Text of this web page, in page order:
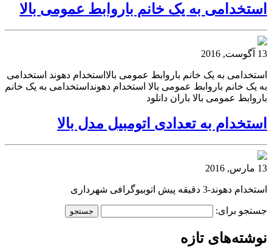
استخدامی به یک خانم باروابط عمومی بالا
13 آگوست, 2016
استخدامی به یک خانم باروابط عمومی بالااستخدام دهوند استخدامی
به یک خانم باروابط عمومی بالا استخدام دهونداستخدامی به یک خانم
باروابط عمومی بالا باران دانلود
استخدام به تعدادی اتومبیل مدل بالا
13 مارس, 2016
استخدام دهوند-3 دقیقه پیش اتوبیوگرافی شهرداری
جستجو برای:
نوشته‌های تازه